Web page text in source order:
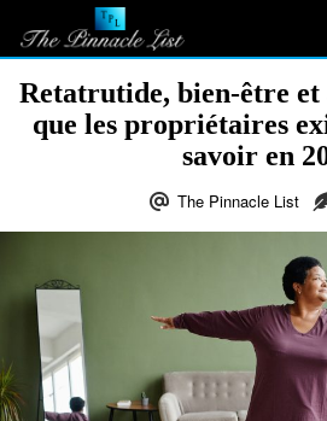
Retatrutide, bien-être
que les propriétaires
savoir en
The Pinnacle List